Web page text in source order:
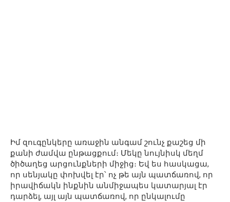
Իմ զուգընկերը առաջին անգամ շունչ քաշեց մի
քանի ժամվա ընթացքում։ Մեկը նույնիսկ մեղմ
ծիծաղեց արցունքների միջից։ Եվ ես հասկացա,
որ սենյակը փոխվել էր՝ ոչ թե այն պատճառով, որ
իրավիճակն ինքնին անմիջապես կատարյալ էր
դարձել, այլ այն պատճառով, որ ընկալումը